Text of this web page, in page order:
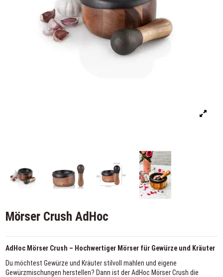
Mörser Crush AdHoc
AdHoc Mörser Crush – Hochwertiger Mörser für Gewürze und Kräuter
Du möchtest Gewürze und Kräuter stilvoll mahlen und eigene
Gewürzmischungen herstellen? Dann ist der AdHoc Mörser Crush die